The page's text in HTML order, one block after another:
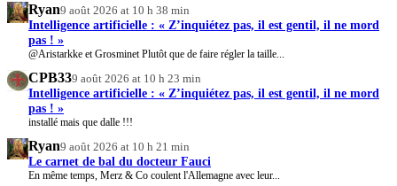
Ryan9 août 2026 at 10 h 38 min
Intelligence artificielle : « Z’inquiétez pas, il est gentil, il ne mord
pas ! »
@Aristarkke et Grosminet Plutôt que de faire régler la taille...
CPB339 août 2026 at 10 h 23 min
Intelligence artificielle : « Z’inquiétez pas, il est gentil, il ne mord
pas ! »
installé mais que dalle !!!
Ryan9 août 2026 at 10 h 21 min
Le carnet de bal du docteur Fauci
En même temps, Merz & Co coulent l'Allemagne avec leur...